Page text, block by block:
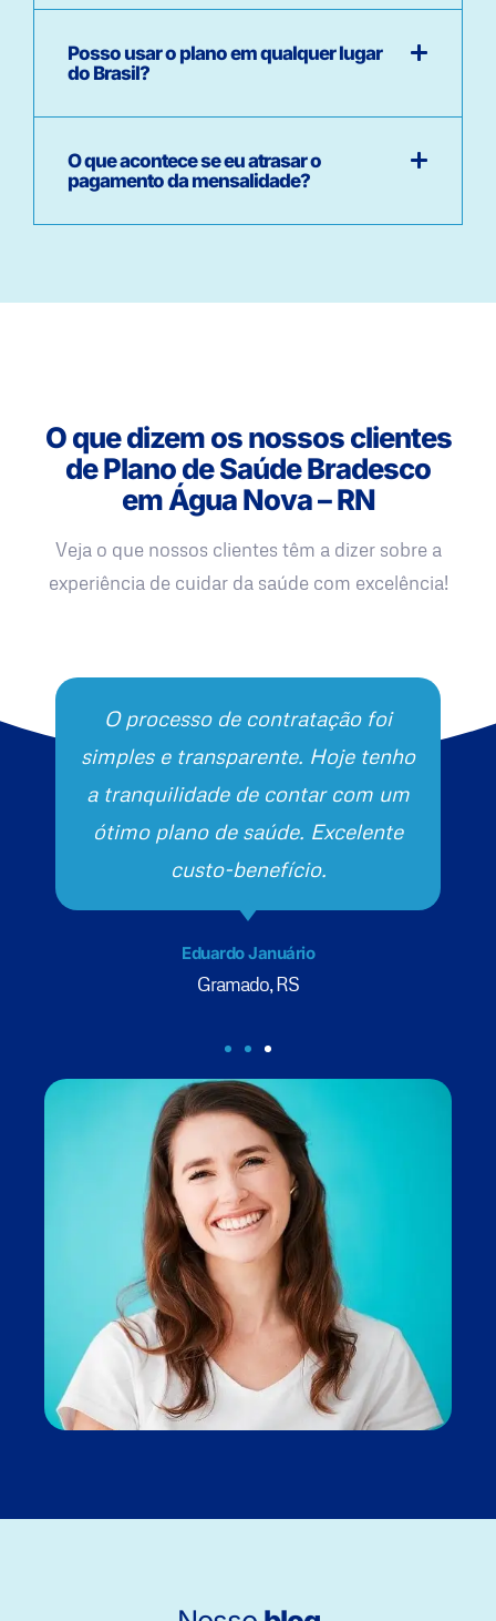
Posso usar o plano em qualquer lugar
do Brasil?
O que acontece se eu atrasar o
pagamento da mensalidade?
O que dizem os nossos clientes
de Plano de Saúde Bradesco
em Água Nova – RN
Veja o que nossos clientes têm a dizer sobre a
experiência de cuidar da saúde com excelência!
O processo de contratação foi
simples e transparente. Hoje tenho
a tranquilidade de contar com um
ótimo plano de saúde. Excelente
custo-benefício.
Eduardo Januário
Gramado, RS